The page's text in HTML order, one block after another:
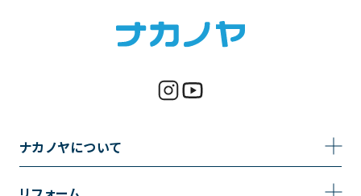
ナカノヤについて
事業内容